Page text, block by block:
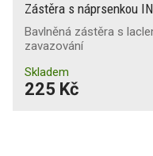
Zástěra s náprsenkou
Bavlněná zástěra s
zavazování
Skladem
225 Kč